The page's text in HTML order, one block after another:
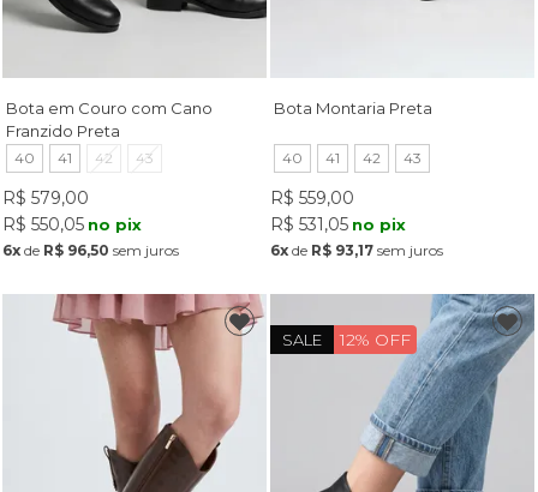
Bota em Couro com Cano
Franzido Preta
40 41 42 43
R$ 579,00
R$ 550,05 no pix
6xde R$ 96,50 sem juros
Bota Montaria Preta
40 41 42 43
R$ 559,00
R$ 531,05 no pix
6x de R$ 93,17 sem juros
SALE 12% OFF